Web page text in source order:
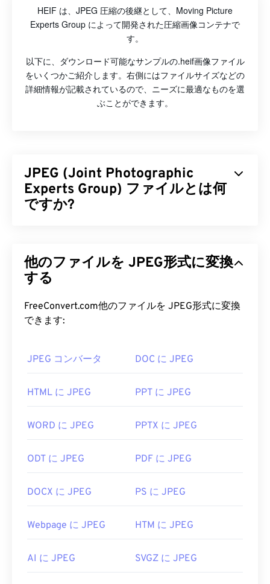
HEIF は、JPEG 圧縮の後継として、Moving Picture
Experts Group によって開発された圧縮画像コンテナで
す。
以下に、ダウンロード可能なサンプルの.heif画像ファイル
をいくつかご紹介します。右側にはファイルサイズなどの
詳細情報が記載されているので、ニーズに最適なものを選
ぶことができます。
JPEG (Joint Photographic
Experts Group) ファイルとは何
ですか?
イル形式です。JPEGの優れた圧縮率こそが、広く
使用されている理由です。JPEGファイルは比較的
ェブサイトでの使用に最適です。当社のJPEG圧縮
ツールを使えば、ファイルサイズを最大80%削減
さらに高い圧縮率が必要な場合は、JPG を、より
ればいいですか?
ほぼすべての画像ビューアプログラムやアプリケー
で、通常はデフォルトの画像ビューア、画像エディ
開くアプリケーションを選択するには、右クリック
JPEG ファイルは、
Chromeなどの一般的な Web ブ
他のファイルを JPEG形式に変換
する
FreeConvert.com他のファイルを JPEG形式に変換
できます:
JPEG コンバータ DOC に JPEG
HTML に JPEG PPT に JPEG
WORD に JPEG PPTX に JPEG
ODT に JPEG PDF に JPEG
DOCX に JPEG PS に JPEG
Webpage に JPEG HTM に JPEG
AI に JPEG SVGZ に JPEG